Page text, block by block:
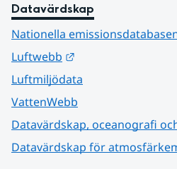
Datavärdskap
Nationella
Luftwebb
Luftmiljödata
VattenWebb
Datavärdskap, oceanografi
Datavärdskap för